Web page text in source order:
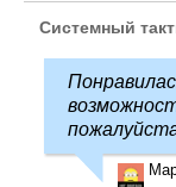
Системный